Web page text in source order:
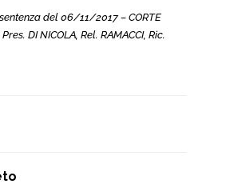
del 06/11/2017 – CORTE
DI NICOLA, Rel. RAMACCI, Ric.